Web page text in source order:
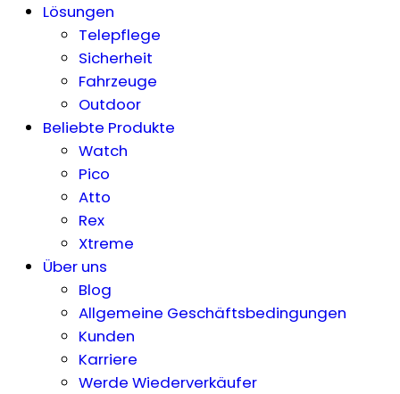
Lösungen
Telepflege
Sicherheit
Fahrzeuge
Outdoor
Beliebte Produkte
Watch
Pico
Atto
Rex
Xtreme
Über uns
Blog
Allgemeine Geschäftsbedingungen
Kunden
Karriere
Werde Wiederverkäufer